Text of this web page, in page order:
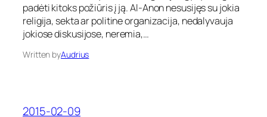
p
ė
s
padėti kitoks požiūris į ją. Al-Anon nesusijęs su jokia
religija, sekta ar politine organizacija, nedalyvauja
jokiose diskusijose, neremia,…
Written byAudrius
2015-02-09